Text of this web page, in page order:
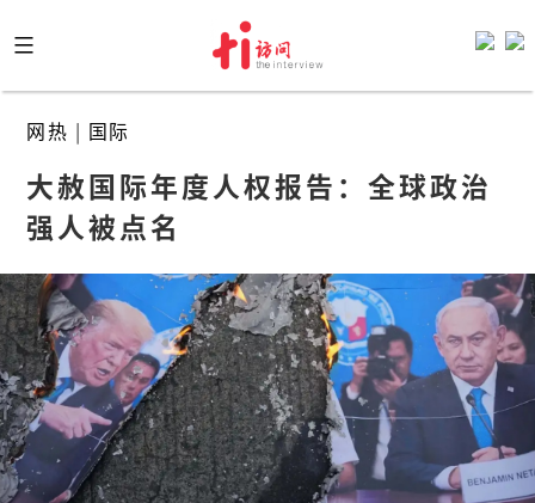
to
content
网热 | 国际
大赦国际年度人权报告：全球政治
强人被点名